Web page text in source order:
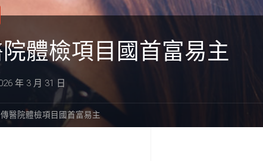
體檢項目國首富易主
年 3 月 31 日
醫院體檢項目國首富易主